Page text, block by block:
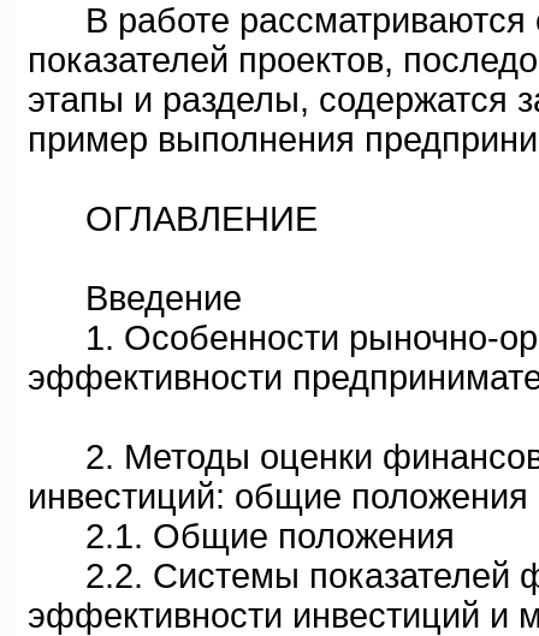
В работе рассматриваются
показателей проектов,
этапы и разделы, содержатся
пример выполнения
ОГЛАВЛЕНИЕ
Введение
1. Особенности рыночно-
эффективности
2. Методы оценки
инвестиций: общие положения
2.1. Общие положения
2.2. Системы показателей
эффективности инвестиций и